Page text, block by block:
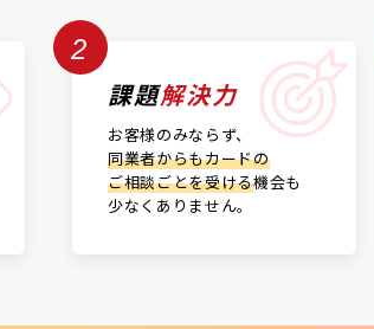
2
課題解決力
お客様のみならず、
同業者からもカードの
ご相談ごとを受ける機会も
少なくありません。